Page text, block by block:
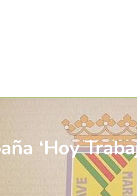
‘Hoy